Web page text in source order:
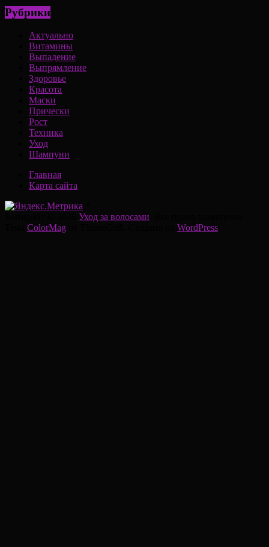
Рубрики
Актуально
Витамины
Выпадение
Выпрямление
Здоровье
Красота
Маски
Прически
Рост
Техника
Уход
Шампуни
Главная
Карта сайта
Уход за волосами
ColorMag WordPress